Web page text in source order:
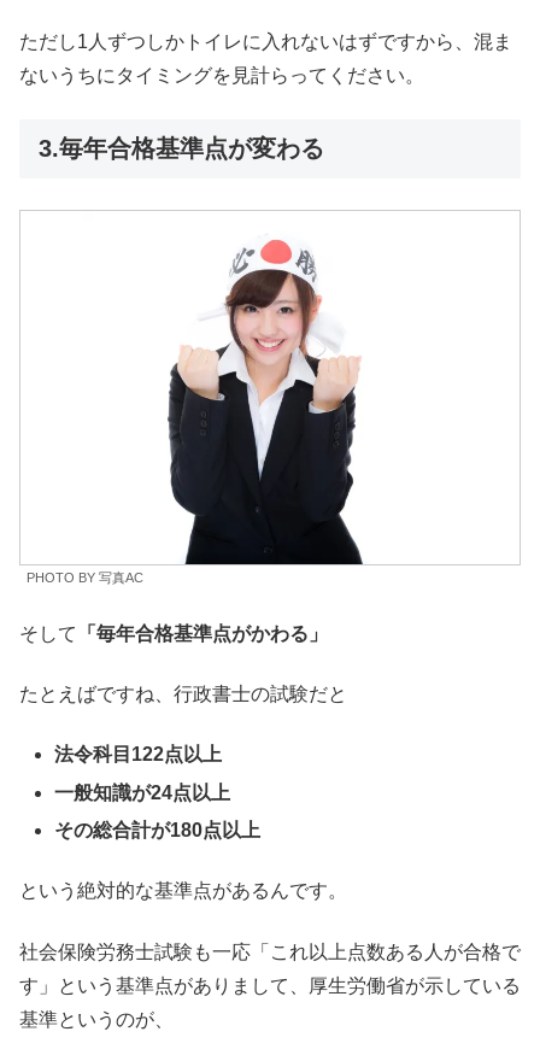
ただし1人ずつしかトイレに入れないはずですから、混ま
ないうちにタイミングを見計らってください。
3.毎年合格基準点が変わる
PHOTO BY 写真AC
そして 「毎年合格基準点がかわる」
たとえばですね、行政書士の試験だと
法令科目122点以上
一般知識が24点以上
その総合計が180点以上
という絶対的な基準点があるんです。
社会保険労務士試験も一応「これ以上点数ある人が合格で
す」という基準点がありまして、厚生労働省が示している
基準というのが、